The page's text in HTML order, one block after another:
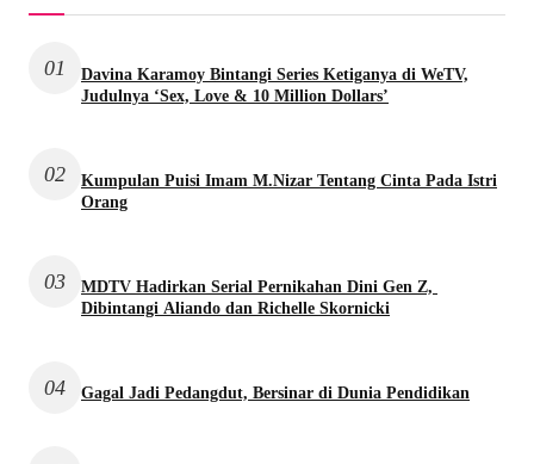
01
Davina Karamoy Bintangi Series Ketiganya di WeTV,
Judulnya ‘Sex, Love & 10 Million Dollars’
02
Kumpulan Puisi Imam M.Nizar Tentang Cinta Pada Istri
Orang
03
MDTV Hadirkan Serial Pernikahan Dini Gen Z,
Dibintangi Aliando dan Richelle Skornicki
04 Gagal Jadi Pedangdut, Bersinar di Dunia Pendidikan